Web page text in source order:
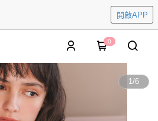
開啟APP
0
1/6